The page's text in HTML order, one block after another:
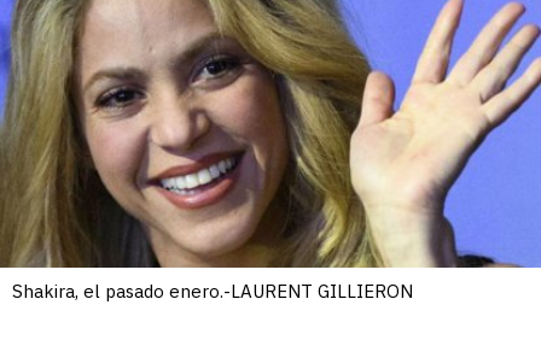
Shakira, el pasado enero.-LAURENT GILLIERON